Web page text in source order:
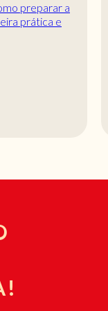
preparar a
prática e